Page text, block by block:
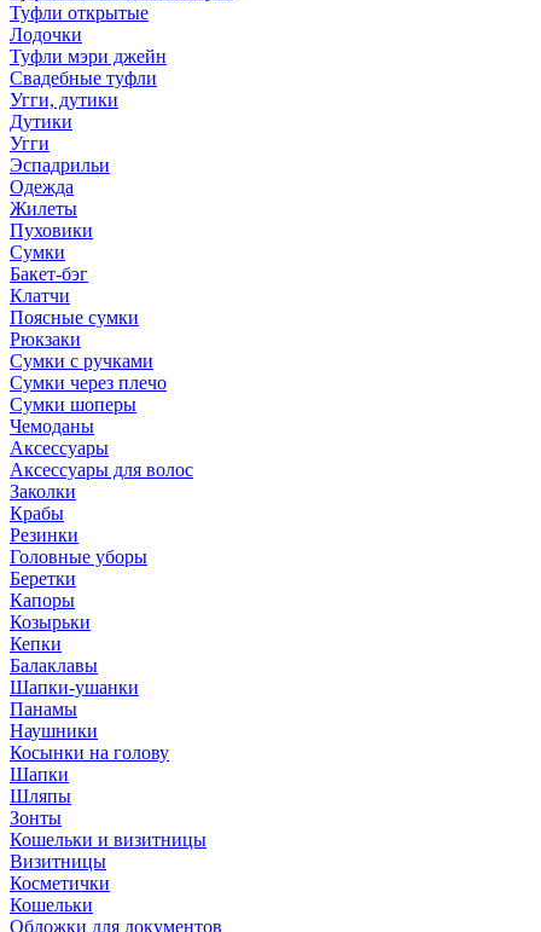
Туфли открытые
Лодочки
Туфли мэри джейн
Свадебные туфли
Угги, дутики
Дутики
Угги
Эспадрильи
Одежда
Жилеты
Пуховики
Сумки
Бакет-бэг
Клатчи
Поясные сумки
Рюкзаки
Сумки с ручками
Сумки через плечо
Сумки шоперы
Чемоданы
Аксессуары
Аксессуары для волос
Заколки
Крабы
Резинки
Головные уборы
Беретки
Капоры
Козырьки
Кепки
Балаклавы
Шапки-ушанки
Панамы
Наушники
Косынки на голову
Шапки
Шляпы
Зонты
Кошельки и визитницы
Визитницы
Косметички
Кошельки
Обложки для документов